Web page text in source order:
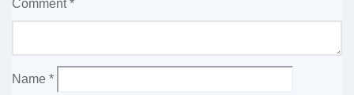
Comment*
Name *